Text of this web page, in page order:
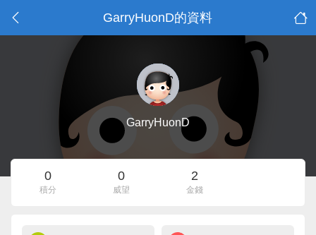
GarryHuonD的資料
GarryHuonD
0
積分
0
威望
2
金錢